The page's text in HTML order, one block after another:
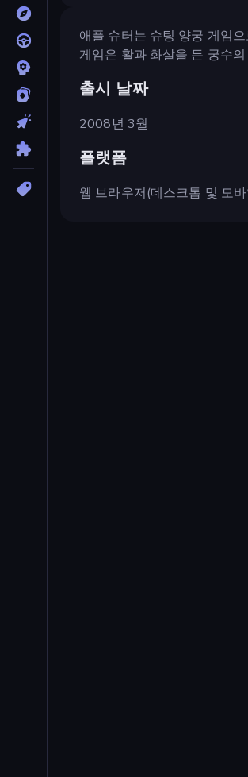
애플 슈터는 슈팅 양궁 게임
게임은 활과 화살을 든 궁수
출시 날짜
2008년 3월
플랫폼
웹 브라우저(데스크톱 및 모바